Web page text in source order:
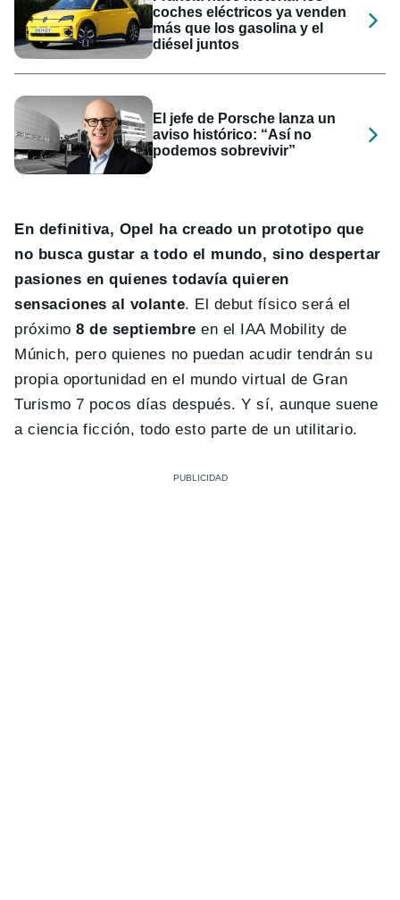
coches eléctricos ya venden
más que los gasolina y el
diésel juntos
El jefe de Porsche lanza un
aviso histórico: “Así no
podemos sobrevivir”
En definitiva, Opel ha creado un prototipo que
no busca gustar a todo el mundo, sino despertar
pasiones en quienes todavía quieren
sensaciones al volante. El debut físico será el
próximo8 de septiembre en el IAA Mobility de
Múnich, pero quienes no puedan acudir tendrán su
propia oportunidad en el mundo virtual de Gran
Turismo 7 pocos días después. Y sí, aunque suene
a ciencia ficción, todo esto parte de un utilitario.